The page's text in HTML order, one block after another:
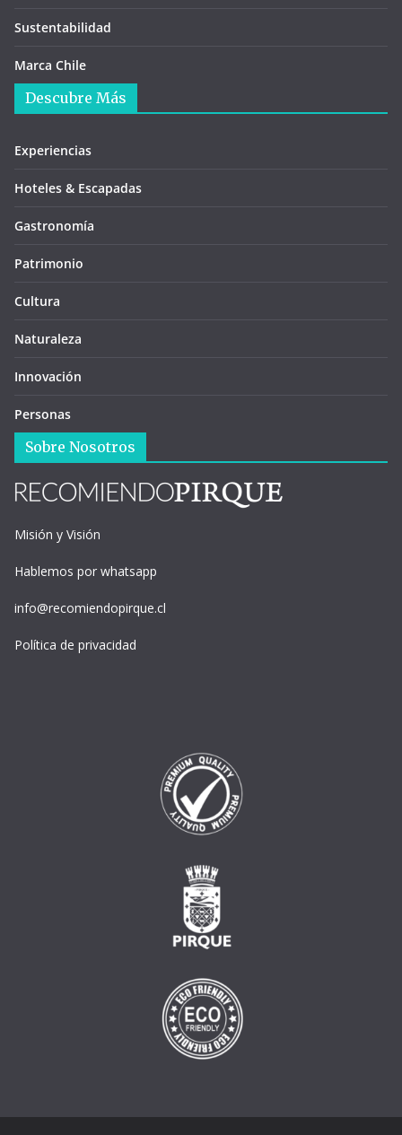
Sustentabilidad
Marca Chile
Descubre Más
Experiencias
Hoteles & Escapadas
Gastronomía
Patrimonio
Cultura
Naturaleza
Innovación
Personas
Sobre Nosotros
Misión y Visión
Hablemos por whatsapp
info@recomiendopirque.cl
Política de privacidad